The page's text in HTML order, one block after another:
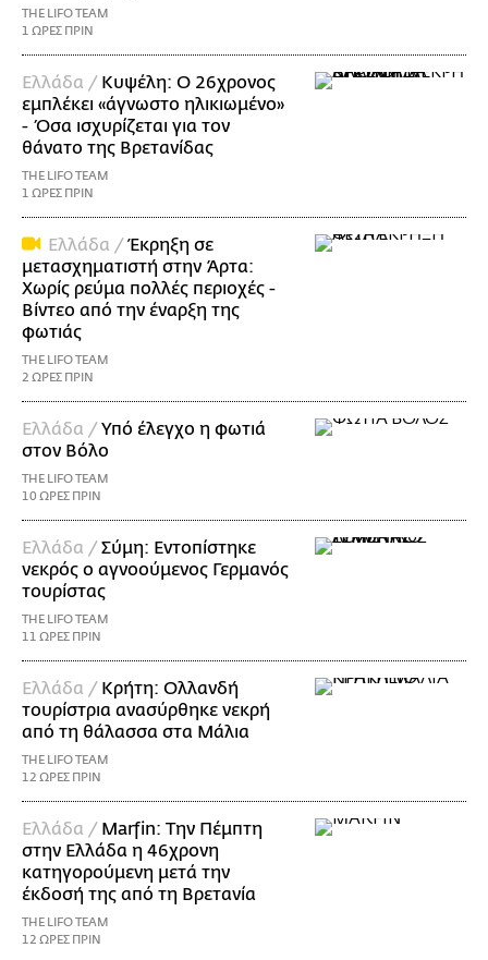
THE LIFO TEAM
1 ΩΡΕΣ ΠΡΙΝ
Ελλάδα / Κυψέλη: Ο 26χρονος
εμπλέκει «άγνωστο ηλικιωμένο»
- Όσα ισχυρίζεται για τον
θάνατο της Βρετανίδας
THE LIFO TEAM
1 ΩΡΕΣ ΠΡΙΝ
Ελλάδα /Έκρηξη σε
μετασχηματιστή στην Άρτα:
Χωρίς ρεύμα πολλές περιοχές -
Βίντεο από την έναρξη της
φωτιάς
THE LIFO TEAM
2 ΩΡΕΣ ΠΡΙΝ
Ελλάδα /Υπό έλεγχο η φωτιά
στον Βόλο
THE LIFO TEAM
10 ΩΡΕΣ ΠΡΙΝ
Ελλάδα /Σύμη: Εντοπίστηκε
νεκρός ο αγνοούμενος Γερμανός
τουρίστας
THE LIFO TEAM
11 ΩΡΕΣ ΠΡΙΝ
Ελλάδα / Κρήτη: Ολλανδή
τουρίστρια ανασύρθηκε νεκρή
από τη θάλασσα στα Μάλια
THE LIFO TEAM
12 ΩΡΕΣ ΠΡΙΝ
Ελλάδα / Marfin: Την Πέμπτη
στην Ελλάδα η 46χρονη
κατηγορούμενη μετά την
έκδοσή της από τη Βρετανία
THE LIFO TEAM
12 ΩΡΕΣ ΠΡΙΝ